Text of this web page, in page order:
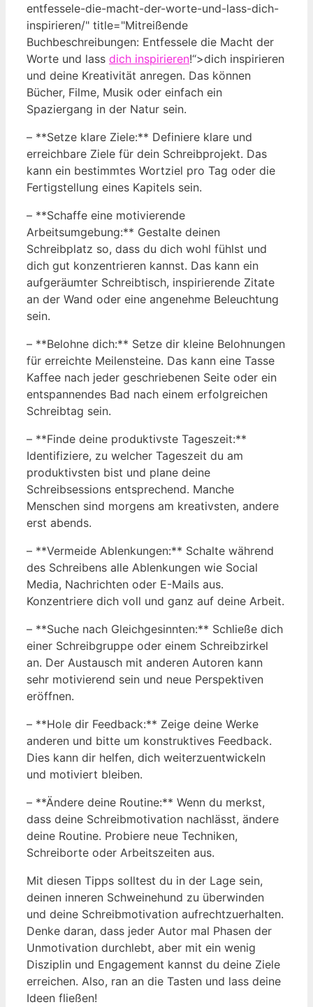
entfessele-die-macht-der-worte-und-lass-dich-
inspirieren/" title="Mitreißende
Buchbeschreibungen: Entfessele die Macht der
Worte und lass dich inspirieren!“>dich inspirieren
und deine Kreativität anregen. Das können
Bücher, Filme, Musik oder einfach ein
Spaziergang in der Natur sein.
– **Setze klare Ziele:** Definiere klare und
erreichbare Ziele für dein Schreibprojekt. Das
kann ein bestimmtes Wortziel pro Tag oder die
Fertigstellung eines Kapitels sein.
– **Schaffe eine motivierende
Arbeitsumgebung:** Gestalte deinen
Schreibplatz so, dass du dich wohl fühlst und
dich gut konzentrieren kannst. Das kann ein
aufgeräumter Schreibtisch, inspirierende Zitate
an der Wand oder eine angenehme Beleuchtung
sein.
– **Belohne dich:** Setze dir kleine Belohnungen
für erreichte Meilensteine. Das kann eine Tasse
Kaffee nach jeder geschriebenen Seite oder ein
entspannendes Bad nach einem erfolgreichen
Schreibtag sein.
– **Finde deine produktivste Tageszeit:**
Identifiziere, zu welcher Tageszeit du am
produktivsten bist und plane deine
Schreibsessions entsprechend. Manche
Menschen sind morgens am kreativsten, andere
erst abends.
– **Vermeide Ablenkungen:** Schalte während
des Schreibens alle Ablenkungen wie Social
Media, Nachrichten oder E-Mails aus.
Konzentriere dich voll und ganz auf deine Arbeit.
– **Suche nach Gleichgesinnten:** Schließe dich
einer Schreibgruppe oder einem Schreibzirkel
an. Der Austausch mit anderen Autoren kann
sehr motivierend sein und neue Perspektiven
eröffnen.
– **Hole dir Feedback:** Zeige deine Werke
anderen und bitte um konstruktives Feedback.
Dies kann dir helfen, dich weiterzuentwickeln
und motiviert bleiben.
– **Ändere deine Routine:** Wenn du merkst,
dass deine Schreibmotivation nachlässt, ändere
deine Routine. Probiere neue Techniken,
Schreiborte oder Arbeitszeiten aus.
Mit diesen Tipps solltest du in der Lage sein,
deinen inneren Schweinehund zu überwinden
und deine Schreibmotivation aufrechtzuerhalten.
Denke daran, dass jeder Autor mal Phasen der
Unmotivation durchlebt, aber mit ein wenig
Disziplin und Engagement kannst du deine Ziele
erreichen. Also, ran an die Tasten und lass deine
Ideen fließen!